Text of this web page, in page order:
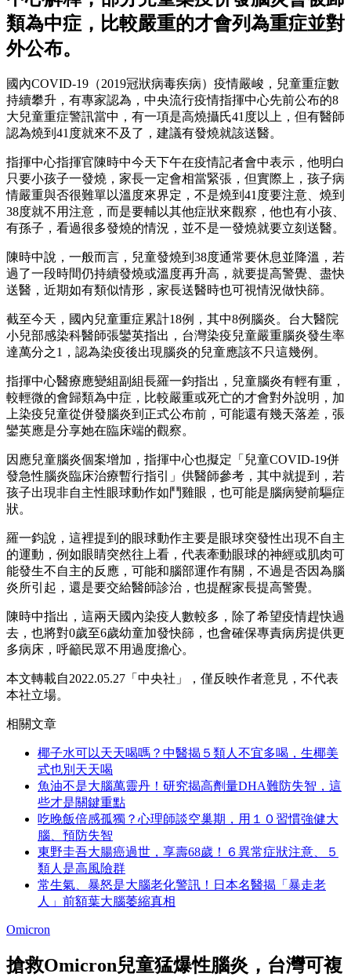
類為中症，比較嚴重的才會列為重症並對
外公布。
國內COVID-19（2019冠狀病毒疾病）疫情嚴峻，兒童重症數
持續攀升，有專家認為，中央流行疫情指揮中心先前公布的8
大兒童重症警訊當中，有一項是高燒攝氏41度以上，但有醫師
認為燒到41度就來不及了，建議有發燒就該送醫。
指揮中心指揮官陳時中今天下午在疫情記者會中表示，他明白
只要小孩子一發燒，家長一定會相當緊張，但實際上，孩子病
情嚴重與否很難單以溫度來界定，不是燒到41度要注意、燒到
38度就不用注意，而是要輔以其他症狀來觀察，他也有小孩、
有孫子，看過很多發燒的情況，並不是一發燒就要立刻送醫。
陳時中說，一般而言，兒童發燒到38度通常要休息並降溫，若
過了一段時間仍持續發燒或溫度再升高，就要提高警覺、盡快
送醫，近期如有類似情形，家長送醫時也可視情況做快篩。
截至今天，國內兒童重症累計18例，其中8例腦炎。台大醫院
小兒部感染科醫師張鑾英指出，台灣染疫兒童嚴重腦炎發生率
達萬分之1，認為染疫後出現腦炎的兒童應該不只這幾例。
指揮中心醫療應變組副組長羅一鈞指出，兒童腦炎有輕有重，
較輕微的會歸類為中症，比較嚴重或死亡的才會對外說明，加
上染疫兒童從併發腦炎到正式公布前，可能還有幾天落差，張
鑾英應是分享她在臨床端的觀察。
因應兒童腦炎個案增加，指揮中心也擬定「兒童COVID-19併
發急性腦炎臨床治療暫行指引」供醫師參考，其中就提到，若
孩子出現非自主性眼球動作如鬥雞眼，也可能是腦病變前驅症
狀。
羅一鈞說，這裡提到的眼球動作主要是眼球突發性出現不自主
的運動，例如眼睛突然往上看，代表牽動眼球的神經或肌肉可
能發生不自主的反應，可能和腦部運作有關，不過是否因為腦
炎所引起，還是要交給醫師診治，也提醒家長提高警覺。
陳時中指出，這兩天國內染疫人數較多，除了希望疫情趕快過
去，也將對0歲至6歲幼童加發快篩，也會確保專責病房提供更
多病床，呼籲民眾不用過度擔心。
本文轉載自2022.05.27「中央社」，僅反映作者意見，不代表
本社立場。
相關文章
椰子水可以天天喝嗎？中醫揭５類人不宜多喝，生椰美
式也別天天喝
魚油不是大腦萬靈丹！研究揭高劑量DHA難防失智，這
些才是關鍵重點
吃晚飯倍感孤獨？心理師談空巢期，用１０習慣強健大
腦、預防失智
東野圭吾大腸癌過世，享壽68歲！６異常症狀注意、５
類人是高風險群
常生氣、暴怒是大腦老化警訊！日本名醫揭「暴走老
人」前額葉大腦萎縮真相
Omicron
搶救Omicron兒童猛爆性腦炎，台灣可複